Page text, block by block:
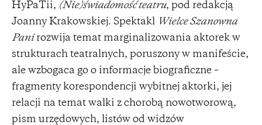
HyPaTii, (Nie)świadomość teatru, pod redakcją
Joanny Krakowskiej. Spektakl Wielce Szanowna
Panirozwija temat marginalizowania aktorek w
strukturach teatralnych, poruszony w manifeście,
ale wzbogaca go o informacje biograficzne –
fragmenty korespondencji wybitnej aktorki, jej
relacji na temat walki z chorobą nowotworową,
pism urzędowych, listów od widzów